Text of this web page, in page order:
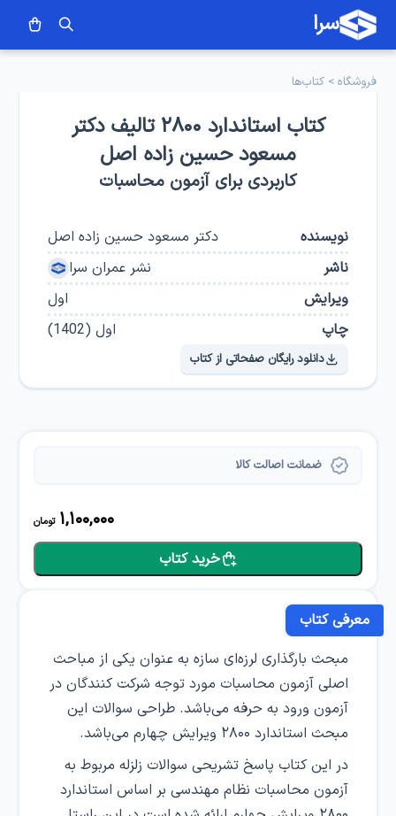
سرا
فروشگاه >کتاب‌ها
کتاب استاندارد ۲۸۰۰ تالیف دکتر
مسعود حسین زاده اصل
کاربردی برای آزمون محاسبات
نویسنده
دکتر مسعود حسین زاده اصل
ناشر
نشر عمران سرا
ویرایش
اول
چاپ
اول(
1402
)
دانلود رایگان صفحاتی از کتاب
ضمانت اصالت کالا
1,100,000 تومان
خرید کتاب
معرفی کتاب
مبحث بارگذاری لرزه‌ای سازه به عنوان یکی از مباحث
اصلی آزمون محاسبات مورد توجه شرکت کنندگان در
آزمون ورود به حرفه می‌باشد. طراحی سوالات این
مبحث استاندارد ۲۸۰۰ ویرایش چهارم می‌باشد.
در این کتاب پاسخ تشریحی سوالات زلزله مربوط به
آزمون محاسبات نظام مهندسی بر اساس استاندارد